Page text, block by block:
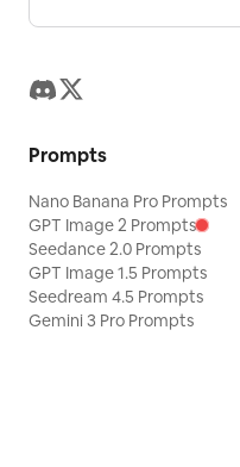
Prompts
Nano Banana Pro Prompts
GPT Image 2 Prompts
Seedance 2.0 Prompts
GPT Image 1.5 Prompts
Seedream 4.5 Prompts
Gemini 3 Pro Prompts